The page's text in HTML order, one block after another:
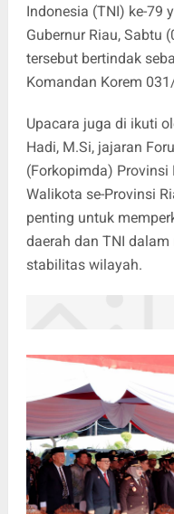
Indonesia (TNI) ke-79
Gubernur Riau, Sabtu
tersebut bertindak
Komandan Korem
Upacara juga di ikuti
Hadi, M.Si, jajaran
(Forkopimda) Provinsi
Walikota se-Provinsi
penting untuk
daerah dan TNI
stabilitas wilayah.